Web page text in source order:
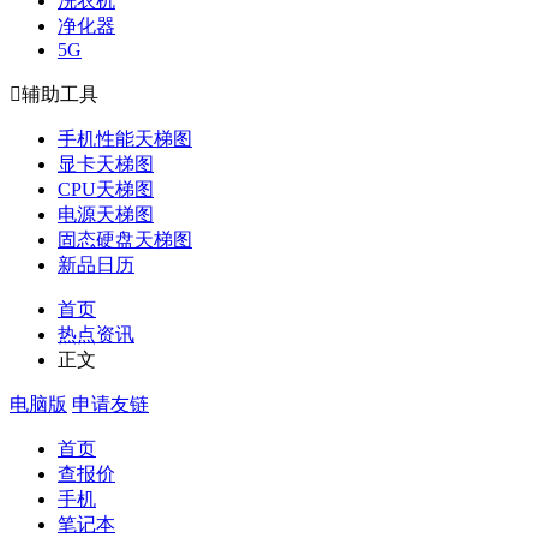
净化器
5G
辅助工具
手机性能天梯图
显卡天梯图
CPU天梯图
电源天梯图
固态硬盘天梯图
新品日历
首页
热点资讯
正文
电脑版 申请友链
首页
查报价
手机
笔记本